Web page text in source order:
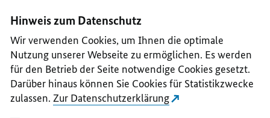
II
III
IV
V
Hinweis zum Datenschutz
Wir verwenden Cookies, um Ihnen die optimale
Nutzung unserer Webseite zu ermöglichen. Es werden
für den Betrieb der Seite notwendige Cookies gesetzt.
Darüber hinaus können Sie Cookies für Statistikzwecke
zulassen. Zur Datenschutzerklärung